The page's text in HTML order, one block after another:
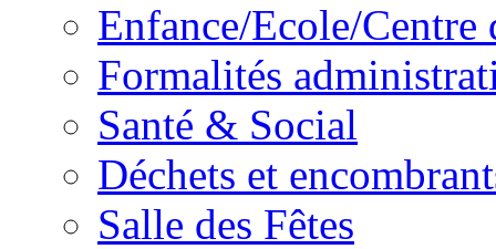
Enfance/Ecole/Centre
Formalités
Santé & Social
Déchets et
Salle des Fêtes